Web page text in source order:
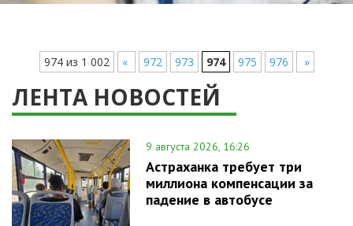
974 из 1 002 « 972 973 974 975 976 »
ЛЕНТА НОВОСТЕЙ
9 августа 2026, 16:26
Астраханка требует три
миллиона компенсации за
падение в автобусе